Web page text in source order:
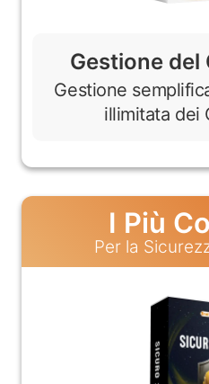
Gestione del
Gestione
illimitata dei
I Più
Per la